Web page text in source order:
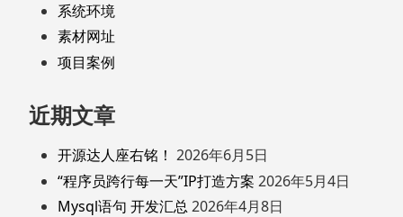
系统环境
素材网址
项目案例
近期文章
开源达人座右铭！ 2026年6月5日
“程序员跨行每一天”IP打造方案 2026年5月4日
Mysql语句 开发汇总 2026年4月8日